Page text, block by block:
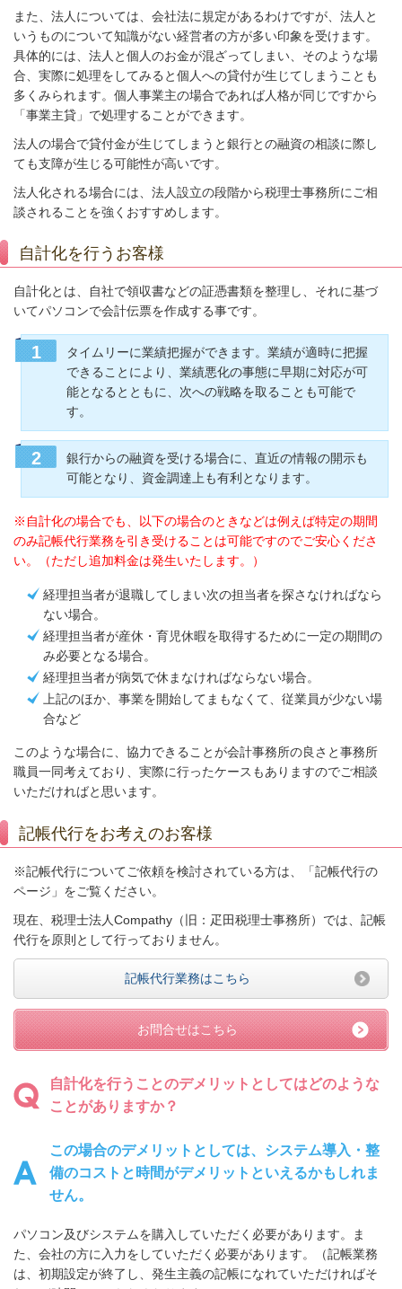
また、法人については、会社法に規定があるわけですが、法人と
いうものについて知識がない経営者の方が多い印象を受けます。
具体的には、法人と個人のお金が混ざってしまい、そのような場
合、実際に処理をしてみると個人への貸付が生じてしまうことも
多くみられます。個人事業主の場合であれば人格が同じですから
「事業主貸」で処理することができます。
法人の場合で貸付金が生じてしまうと銀行との融資の相談に際し
ても支障が生じる可能性が高いです。
法人化される場合には、法人設立の段階から税理士事務所にご相
談されることを強くおすすめします。
自計化を行うお客様
自計化とは、自社で領収書などの証憑書類を整理し、それに基づ
いてパソコンで会計伝票を作成する事です。
タイムリーに業績把握ができます。業績が適時に把握
できることにより、業績悪化の事態に早期に対応が可
能となるとともに、次への戦略を取ることも可能で
す。
銀行からの融資を受ける場合に、直近の情報の開示も
可能となり、資金調達上も有利となります。
※自計化の場合でも、以下の場合のときなどは例えば特定の期間
のみ記帳代行業務を引き受けることは可能ですのでご安心くださ
い。（ただし追加料金は発生いたします。）
経理担当者が退職してしまい次の担当者を探さなければなら
ない場合。
経理担当者が産休・育児休暇を取得するために一定の期間の
み必要となる場合。
経理担当者が病気で休まなければならない場合。
上記のほか、事業を開始してまもなくて、従業員が少ない場
合など
このような場合に、協力できることが会計事務所の良さと事務所
職員一同考えており、実際に行ったケースもありますのでご相談
いただければと思います。
記帳代行をお考えのお客様
※記帳代行についてご依頼を検討されている方は、「記帳代行の
ページ」をご覧ください。
現在、税理士法人Compathy（旧：疋田税理士事務所）では、記帳
代行を原則として行っておりません。
記帳代行業務はこちら
お問合せはこちら
自計化を行うことのデメリットとしてはどのような
ことがありますか？
この場合のデメリットとしては、システム導入・整
備のコストと時間がデメリットといえるかもしれま
せん。
パソコン及びシステムを購入していただく必要があります。ま
た、会社の方に入力をしていただく必要があります。（記帳業務
は、初期設定が終了し、発生主義の記帳になれていただければそ